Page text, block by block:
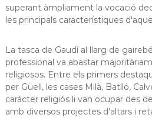
superant àmpliament la vocació
les principals característiques
La tasca de Gaudí al llarg de
professional va abastar
religiosos. Entre els primers
per Güell, les cases Milà, Batlló,
caràcter religiós li van ocupar des
amb diversos projectes d'altars i